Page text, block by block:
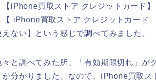
iPhone買取ストア クレジットカード
iPhone買取ストア クレジットカード
ない】という感じで調べてみました。
と調べてみた所、「有効期限切れ」が
が分かりました。なので、iPhone買取ス